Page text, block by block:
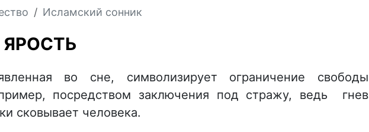
Исламский сонник
во сне, символизирует ограничение свободы
посредством заключения под стражу, ведь гнев
сковывает человека.